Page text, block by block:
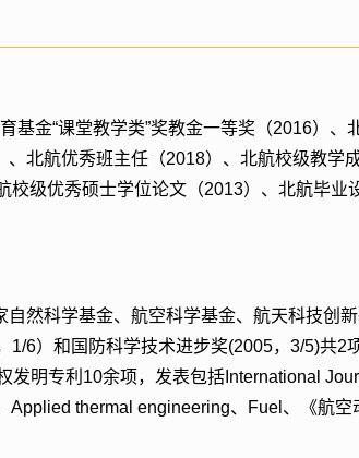
基金“课堂教学类”奖教金一等奖（2016）、
北航优秀班主任（2018）、北航校级教学
级优秀硕士学位论文（2013）、北航毕业
然科学基金、航空科学基金、航天科技创
6）和国防科学技术进步奖(2005，3/5)共2
明专利10余项，发表包括International
thermal engineering、Fuel、《航